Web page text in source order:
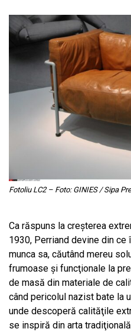
Fotoliu LC2 – Foto: GINIES / Sipa
Ca răspuns la creşterea
1930, Perriand devine din
munca sa, căutând mereu
frumoase şi funcţionale la
de masă din materiale de
când pericolul nazist bate la
unde descoperă calităţile
se inspiră din arta